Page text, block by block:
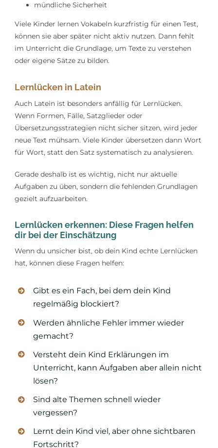
mündliche Sicherheit
Viele Kinder lernen Vokabeln kurzfristig für einen Test,
können sie aber später nicht aktiv nutzen. Dann fehlt
im Unterricht die Grundlage, um Texte zu verstehen
oder eigene Sätze zu bilden.
Lernlücken in Latein
Auch Latein ist besonders anfällig für Lernlücken.
Wenn Formen, Fälle, Satzglieder oder
Übersetzungsstrategien nicht sicher sitzen, wird jeder
neue Text mühsam. Viele Kinder übersetzen dann Wort
für Wort, statt den Satz systematisch zu analysieren.
Gerade deshalb ist es wichtig, nicht nur aktuelle
Aufgaben zu üben, sondern die fehlenden Grundlagen
gezielt aufzuarbeiten.
Lernlücken erkennen: Diese Fragen helfen
dir bei der Einschätzung
Wenn du unsicher bist, ob dein Kind echte Lernlücken
hat, können diese Fragen helfen:
Gibt es ein Fach, bei dem dein Kind
regelmäßig blockiert?
Werden ähnliche Fehler immer wieder
gemacht?
Versteht dein Kind Erklärungen im
Unterricht, kann Aufgaben aber allein nicht
lösen?
Sind alte Themen schnell wieder
vergessen?
Lernt dein Kind viel, aber ohne sichtbaren
Fortschritt?